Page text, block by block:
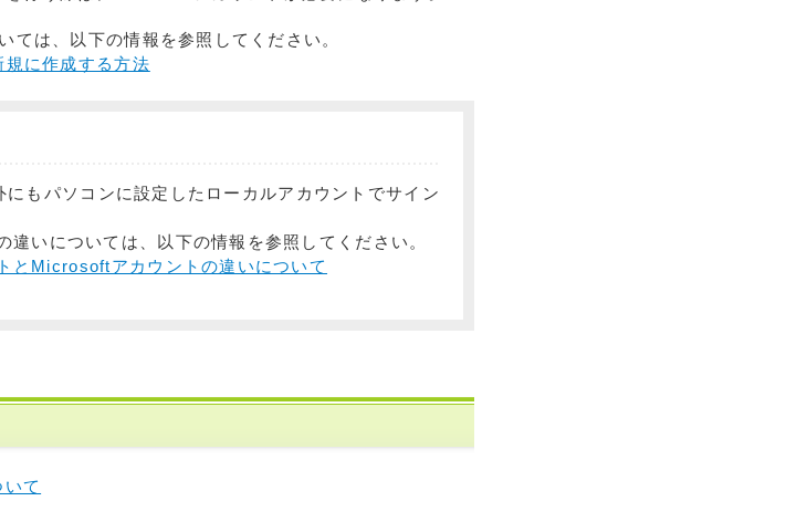
は、以下の情報を参照してください。
に作成する方法
もパソコンに設定したローカルアカウントでサイン
いについては、以下の情報を参照してください。
とMicrosoftアカウントの違いについて
て